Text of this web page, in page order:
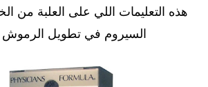
هذه التعليمات اللي على العلبة من
السيروم في تطويل الرموش